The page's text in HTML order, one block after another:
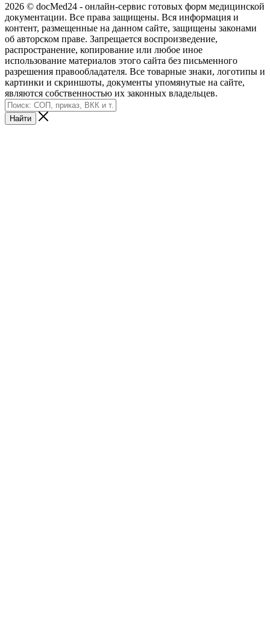
2026 © docMed24 - онлайн-сервис готовых форм медицинской
документации. Все права защищены. Вся информация и
контент, размещенные на данном сайте, защищены законами
об авторском праве. Запрещается воспроизведение,
распространение, копирование или любое иное
использование материалов этого сайта без письменного
разрешения правообладателя. Все товарные знаки, логотипы и
картинки и скриншоты, документы упомянутые на сайте,
являются собственностью их законных владельцев.
Найти